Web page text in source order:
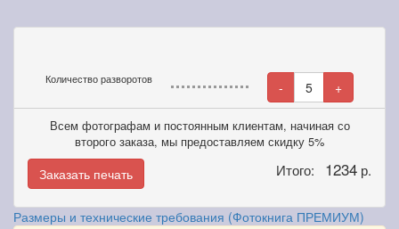
Количество разворотов - 5 +
Всем фотографам и постоянным клиентам, начиная со
второго заказа, мы предоставляем скидку 5%
Заказать печать Итого: 1234 р.
Размеры и технические требования (Фотокнига ПРЕМИУМ)